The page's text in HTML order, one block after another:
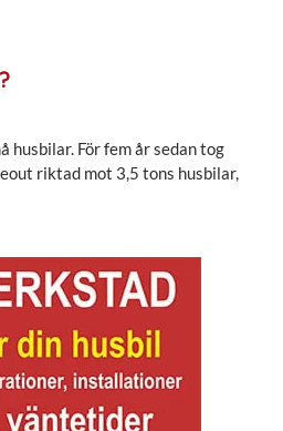
husbilar. För fem år sedan tog
riktad mot 3,5 tons husbilar,